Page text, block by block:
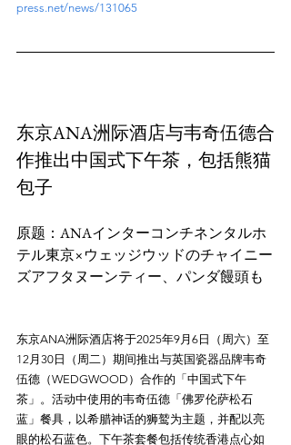
press.net/news/131065
东京ANA洲际酒店与韦奇伍德合
作推出中国式下午茶，包括熊猫
包子
原题：ANAインターコンチネンタルホ
テル東京×ウェッジウッドのチャイニー
东京ANA洲际酒店将于2025年9月6日（周六）至
12月30日（周二）期间推出与英国瓷器品牌韦奇
伍德（WEDGWOOD）合作的「中国式下午
茶」。活动中使用的韦奇伍德「佛罗伦萨松石
蓝」餐具，以希腊神话的狮鹫为主题，并配以亮
眼的松石蓝色。下午茶套餐包括传统香港点心如